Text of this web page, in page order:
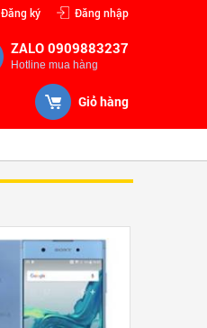
Đăng ký Đăng nhập
ZALO 0909883237
Hotline mua hàng
Giỏ hàng